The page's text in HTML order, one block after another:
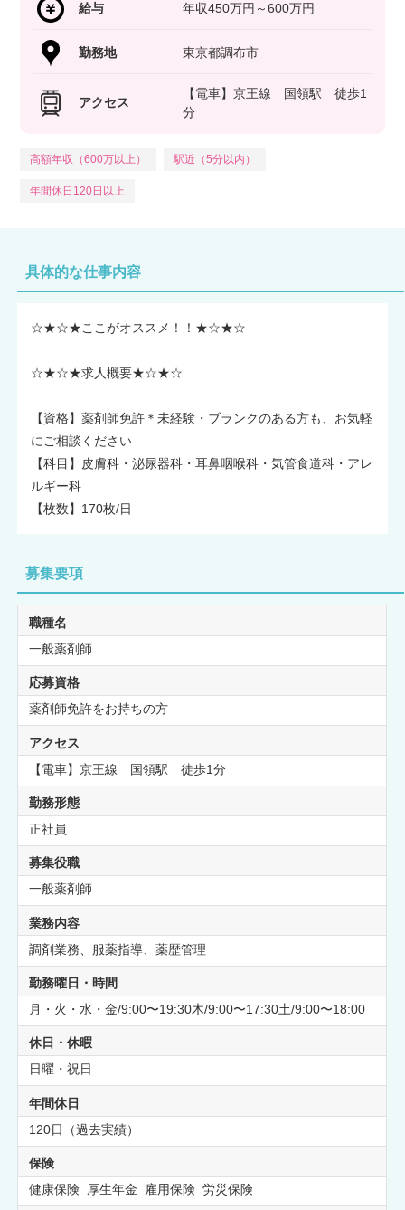
給与 年収450万円～600万円
勤務地 東京都調布市
アクセス
【電車】京王線 国領駅 徒歩1
分
高額年収（600万以上） 駅近（5分以内）
年間休日120日以上
具体的な仕事内容
☆★☆★ここがオススメ！！★☆★☆
☆★☆★求人概要★☆★☆
【資格】薬剤師免許＊未経験・ブランクのある方も、お気軽
にご相談ください
【科目】皮膚科・泌尿器科・耳鼻咽喉科・気管食道科・アレ
ルギー科
【枚数】170枚/日
募集要項
職種名
一般薬剤師
応募資格
薬剤師免許をお持ちの方
アクセス
【電車】京王線 国領駅 徒歩1分
勤務形態
正社員
募集役職
一般薬剤師
業務内容
調剤業務、服薬指導、薬歴管理
勤務曜日・時間
月・火・水・金/9:00〜19:30木/9:00〜17:30土/9:00〜18:00
休日・休暇
日曜・祝日
年間休日
120日（過去実績）
保険
健康保険 厚生年金 雇用保険 労災保険